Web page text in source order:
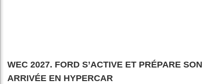
WEC 2027. FORD S’ACTIVE ET PRÉPARE SON
ARRIVÉE EN HYPERCAR